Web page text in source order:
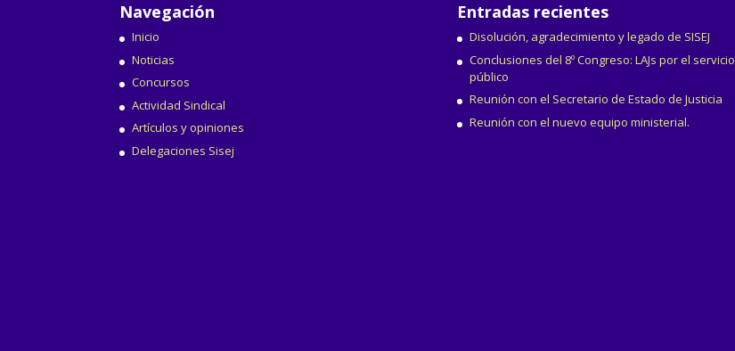
Navegación
Inicio
Noticias
Concursos
Actividad Sindical
Artículos y opiniones
Delegaciones Sisej
Entradas recientes
Disolución, agradecimiento y legado de SISEJ
Conclusiones del 8º Congreso: LAJs por el servicio
público
Reunión con el Secretario de Estado de Justicia
Reunión con el nuevo equipo ministerial.